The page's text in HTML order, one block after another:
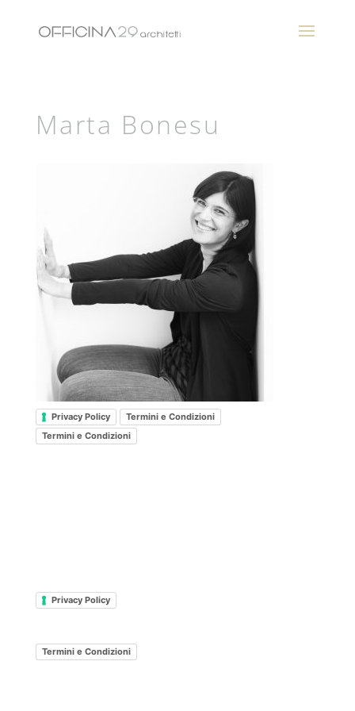
Marta Bonesu
Privacy Policy
Termini e Condizioni
Termini e Condizioni
Privacy Policy
Termini e Condizioni